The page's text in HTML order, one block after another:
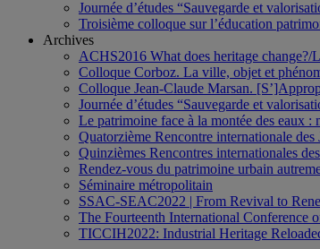
Journée d’études “Sauvegarde et
Troisième colloque sur l’éducation
Archives
ACHS2016 What does heritage
Colloque Corboz. La ville, objet et
Colloque Jean-Claude Marsan.
Journée d’études “Sauvegarde et
Le patrimoine face à la montée des eaux :
Quatorzième Rencontre internationale
Quinzièmes Rencontres internationales
Rendez-vous du patrimoine urbain
Séminaire métropolitain
SSAC-SEAC2022 | From Revival to
The Fourteenth International Conference
TICCIH2022: Industrial Heritage